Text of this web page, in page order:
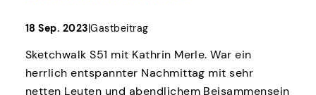
18 Sep. 2023|Gastbeitrag
Sketchwalk S51 mit Kathrin Merle. War ein
herrlich entspannter Nachmittag mit sehr
netten Leuten und abendlichem Beisammensein